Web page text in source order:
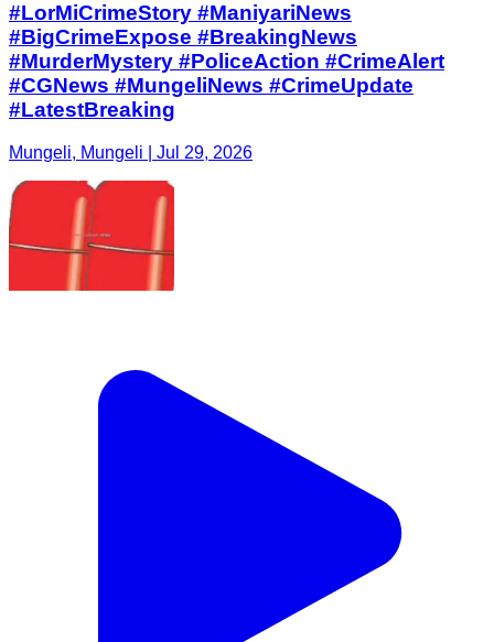
#LorMiCrimeStory #ManiyariNews
#BigCrimeExpose #BreakingNews
#MurderMystery #PoliceAction #CrimeAlert
#CGNews #MungeliNews #CrimeUpdate
#LatestBreaking
Mungeli, Mungeli | Jul 29, 2026